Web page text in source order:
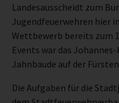
Landesausscheidt zum
Jugendfeuerwehren hier
Wettbewerb bereits zum
Events war das
Jahnbaude auf der
Die Aufgaben für die